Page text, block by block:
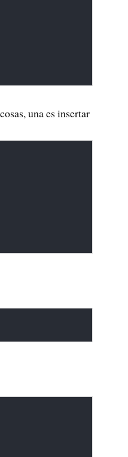
una es insertar